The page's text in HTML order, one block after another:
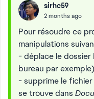
sirhc59
2 months ago
Pour résoudre ce
manipulations
- déplace le
bureau par
- supprime le fichier
se trouve dans